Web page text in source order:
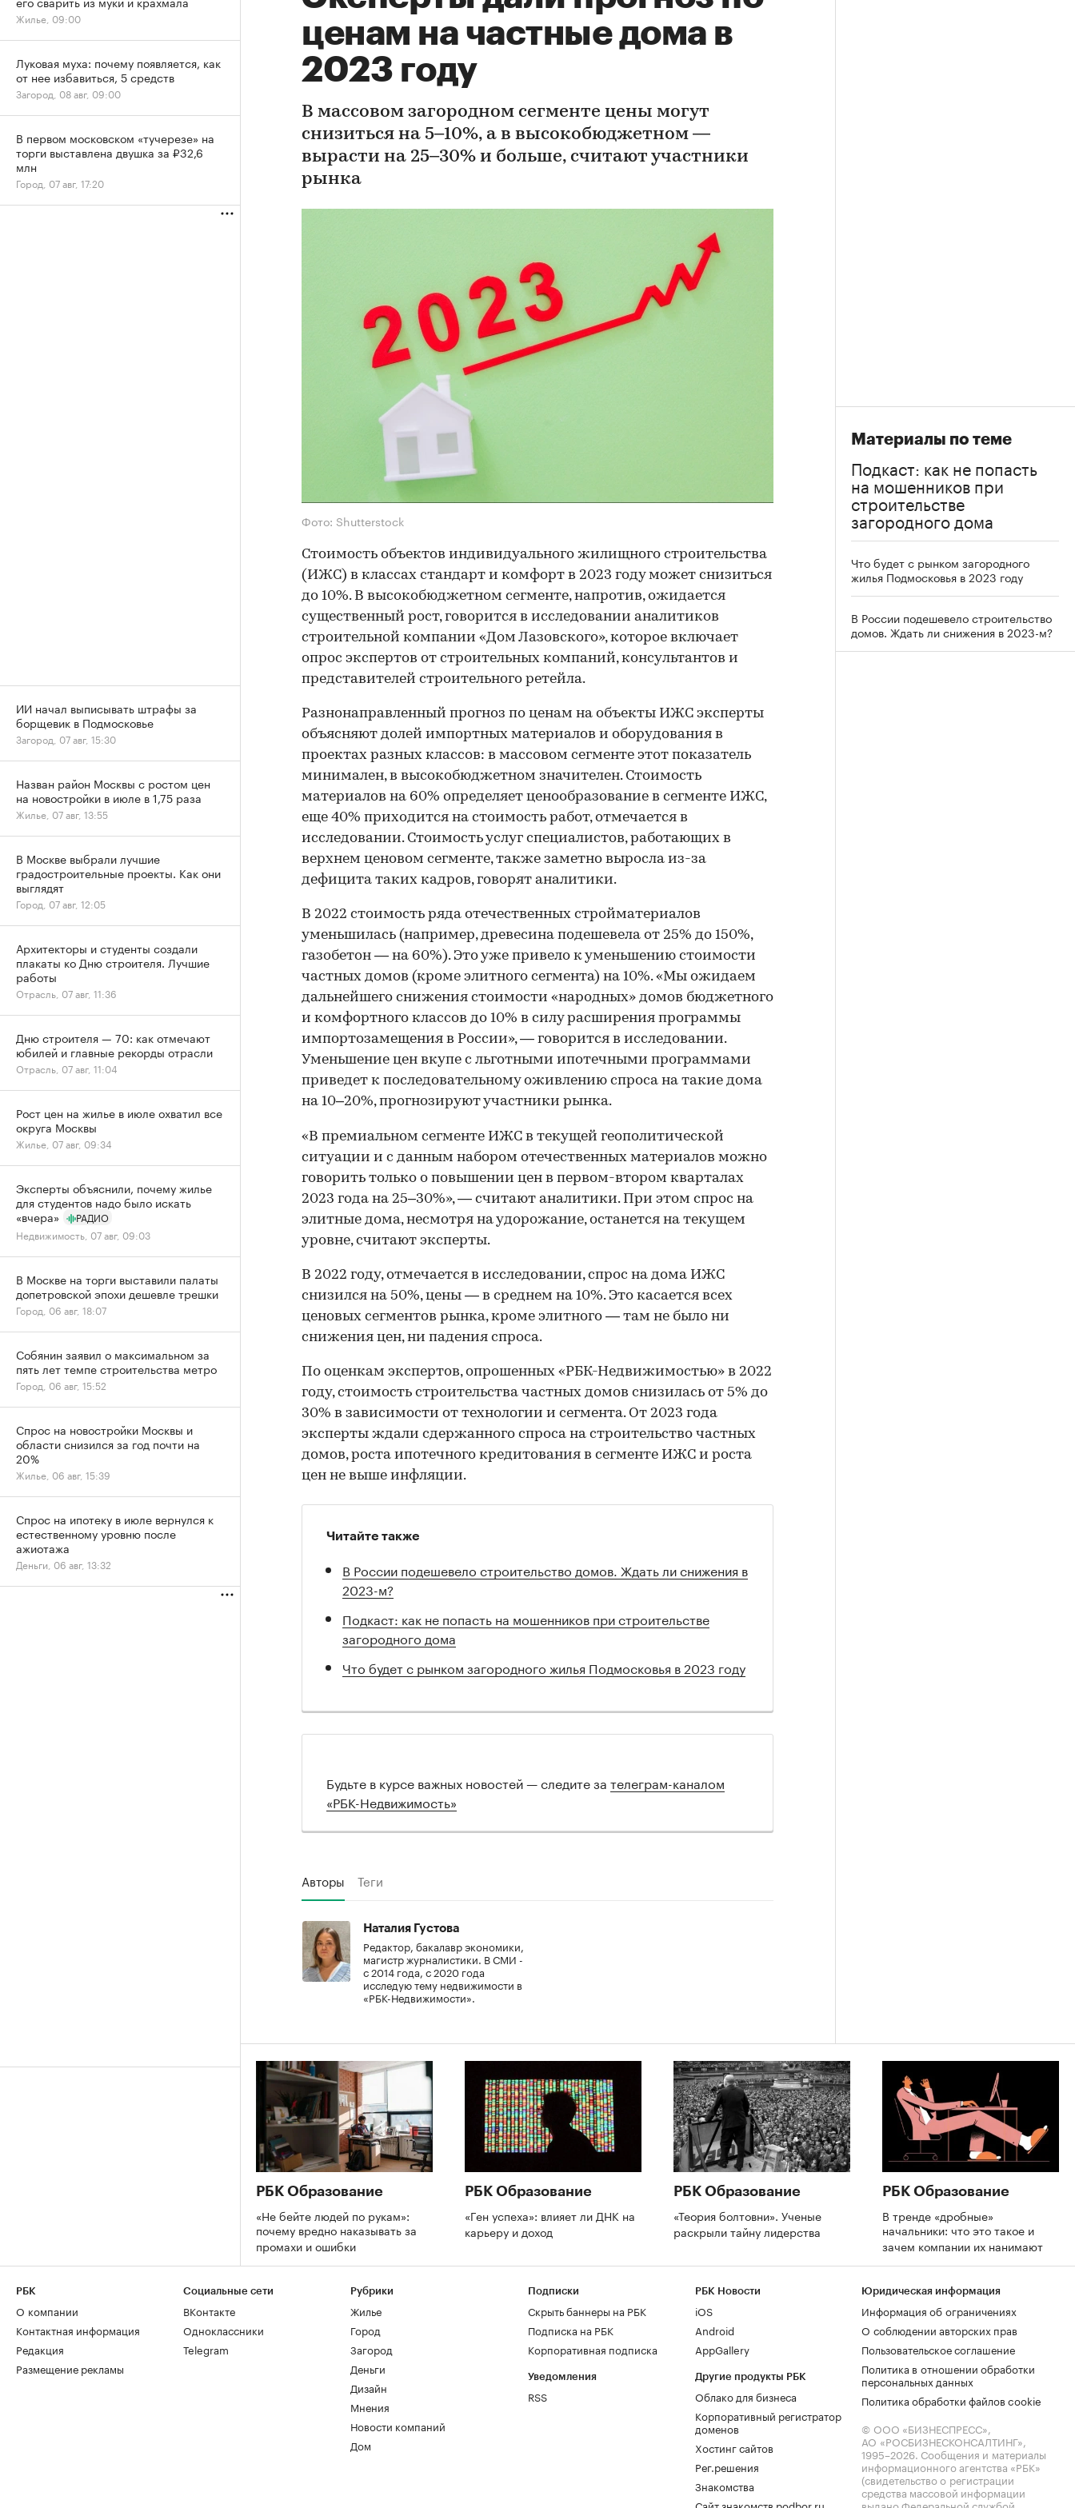
ценам на частные дома в
2023 году
В массовом загородном сегменте цены могут
снизиться на 5–10%, а в высокобюджетном —
вырасти на 25–30% и больше, считают участники
рынка
Фото: Shutterstock
Стоимость объектов индивидуального жилищного строительства
(ИЖС) в классах стандарт и комфорт в 2023 году может снизиться
до 10%. В высокобюджетном сегменте, напротив, ожидается
существенный рост, говорится в исследовании аналитиков
строительной компании «Дом Лазовского», которое включает
опрос экспертов от строительных компаний, консультантов и
представителей строительного ретейла.
Разнонаправленный прогноз по ценам на объекты ИЖС эксперты
объясняют долей импортных материалов и оборудования в
проектах разных классов: в массовом сегменте этот показатель
минимален, в высокобюджетном значителен. Стоимость
материалов на 60% определяет ценообразование в сегменте ИЖС,
еще 40% приходится на стоимость работ, отмечается в
исследовании. Стоимость услуг специалистов, работающих в
верхнем ценовом сегменте, также заметно выросла из-за
дефицита таких кадров, говорят аналитики.
В 2022 стоимость ряда отечественных стройматериалов
уменьшилась (например, древесина подешевела от 25% до 150%,
газобетон — на 60%). Это уже привело к уменьшению стоимости
частных домов (кроме элитного сегмента) на 10%. «Мы ожидаем
дальнейшего снижения стоимости «народных» домов бюджетного
и комфортного классов до 10% в силу расширения программы
импортозамещения в России», — говорится в исследовании.
Уменьшение цен вкупе с льготными ипотечными программами
приведет к последовательному оживлению спроса на такие дома
на 10–20%, прогнозируют участники рынка.
«В премиальном сегменте ИЖС в текущей геополитической
ситуации и с данным набором отечественных материалов можно
говорить только о повышении цен в первом-втором кварталах
2023 года на 25–30%», — считают аналитики. При этом спрос на
элитные дома, несмотря на удорожание, останется на текущем
уровне, считают эксперты.
В 2022 году, отмечается в исследовании, спрос на дома ИЖС
снизился на 50%, цены — в среднем на 10%. Это касается всех
ценовых сегментов рынка, кроме элитного — там не было ни
снижения цен, ни падения спроса.
По оценкам экспертов, опрошенных «РБК-Недвижимостью» в 2022
году, стоимость строительства частных домов снизилась от 5% до
30% в зависимости от технологии и сегмента. От 2023 года
эксперты ждали сдержанного спроса на строительство частных
домов, роста ипотечного кредитования в сегменте ИЖС и роста
цен не выше инфляции.
Читайте также
В России подешевело строительство домов. Ждать ли снижения в
2023-м?
Подкаст: как не попасть на мошенников при строительстве
загородного дома
Что будет с рынком загородного жилья Подмосковья в 2023 году
Будьте в курсе важных новостей — следите за телеграм-каналом
«РБК-Недвижимость»
Авторы Теги
Наталия Густова
Редактор, бакалавр экономики,
магистр журналистики. В СМИ -
с 2014 года, с 2020 года
исследую тему недвижимости в
«РБК-Недвижимости».
Материалы по теме
Подкаст: как не попасть
на мошенников при
строительстве
загородного дома
Что будет с рынком загородного
жилья Подмосковья в 2023 году
В России подешевело строительство
домов. Ждать ли снижения в 2023-м?
РБК Образование
«Не бейте людей по рукам»:
почему вредно наказывать за
промахи и ошибки
РБК Образование
«Ген успеха»: влияет ли ДНК на
карьеру и доход
РБК Образование
«Теория болтовни». Ученые
раскрыли тайну лидерства
РБК Образование
В тренде «дробные»
начальники: что это такое и
зачем компании их нанимают
Жилье, 09:00
Луковая муха: почему появляется, как
от нее избавиться, 5 средств
Загород, 08 авг, 09:00
В первом московском «тучерезе» на
торги выставлена двушка за ₽32,6
млн
Город, 07 авг, 17:20
ИИ начал выписывать штрафы за
борщевик в Подмосковье
Загород, 07 авг, 15:30
Назван район Москвы с ростом цен
на новостройки в июле в 1,75 раза
Жилье, 07 авг, 13:55
В Москве выбрали лучшие
градостроительные проекты. Как они
выглядят
Город, 07 авг, 12:05
Архитекторы и студенты создали
плакаты ко Дню строителя. Лучшие
работы
Отрасль, 07 авг, 11:36
Дню строителя — 70: как отмечают
юбилей и главные рекорды отрасли
Отрасль, 07 авг, 11:04
Рост цен на жилье в июле охватил все
округа Москвы
Жилье, 07 авг, 09:34
Эксперты объяснили, почему жилье
для студентов надо было искать
«вчера»
РАДИО
Недвижимость, 07 авг, 09:03
В Москве на торги выставили палаты
допетровской эпохи дешевле трешки
Город, 06 авг, 18:07
Собянин заявил о максимальном за
пять лет темпе строительства метро
Город, 06 авг, 15:52
Спрос на новостройки Москвы и
области снизился за год почти на
20%
Жилье, 06 авг, 15:39
Спрос на ипотеку в июле вернулся к
естественному уровню после
ажиотажа
Деньги, 06 авг, 13:32
РБК
О компании
Контактная информация
Редакция
Размещение рекламы
Социальные сети
ВКонтакте
Одноклассники
Telegram
Рубрики
Жилье
Город
Загород
Деньги
Дизайн
Мнения
Новости компаний
Дом
Подписки
Скрыть баннеры на РБК
Подписка на РБК
Корпоративная подписка
Уведомления
RSS
РБК Новости
iOS
Android
AppGallery
Другие продукты РБК
Облако для бизнеса
Корпоративный регистратор
доменов
Хостинг сайтов
Рег.решения
Знакомства
Сайт знакомств podbor.ru
Юридическая информация
Информация об ограничениях
О соблюдении авторских прав
Пользовательское соглашение
Политика в отношении обработки
персональных данных
Политика обработки файлов cookie
© ООО «БИЗНЕСПРЕСС»,
АО «РОСБИЗНЕСКОНСАЛТИНГ»,
1995–2026. Сообщения и материалы
информационного агентства «РБК»
(свидетельство о регистрации
средства массовой информации
выдано Федеральной службой